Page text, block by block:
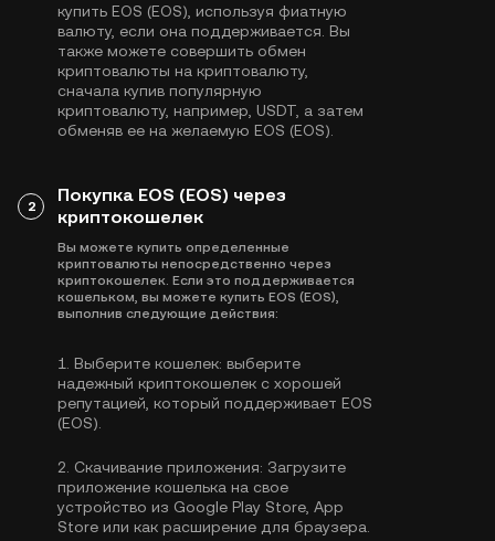
купить EOS (EOS), используя фиатную
валюту, если она поддерживается. Вы
также можете совершить обмен
криптовалюты на криптовалюту,
сначала купив популярную
криптовалюту, например, USDT , а затем
обменяв ее на желаемую EOS (EOS).
2
Покупка EOS (EOS) через
криптокошелек
Вы можете купить определенные
криптовалюты непосредственно через
криптокошелек. Если это поддерживается
кошельком, вы можете купить EOS (EOS),
выполнив следующие действия:
1. Выберите кошелек: выберите
надежный криптокошелек с хорошей
репутацией, который поддерживает EOS
(EOS).
2. Скачивание приложения: Загрузите
приложение кошелька на свое
устройство из Google Play Store, App
Store или как расширение для браузера.